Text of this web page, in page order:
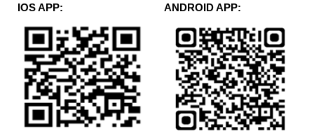
IOS APP: ANDROID APP: